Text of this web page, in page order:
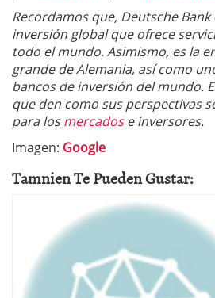
Recordamos que, Deutsche
inversión global que ofrece
todo el mundo. Asimismo, es la
grande de Alemania, así como
bancos de inversión del mundo.
que den como sus perspectivas
para losmercadose inversores.
Imagen: Google
Tamnien Te Pueden Gustar: